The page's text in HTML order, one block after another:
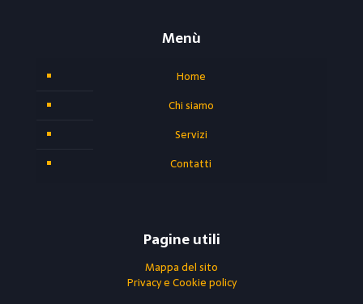
Menù
Home
Chi siamo
Servizi
Contatti
Pagine utili
Mappa del sito
Privacy e Cookie policy